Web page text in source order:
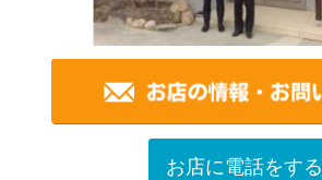
お店に電話をする